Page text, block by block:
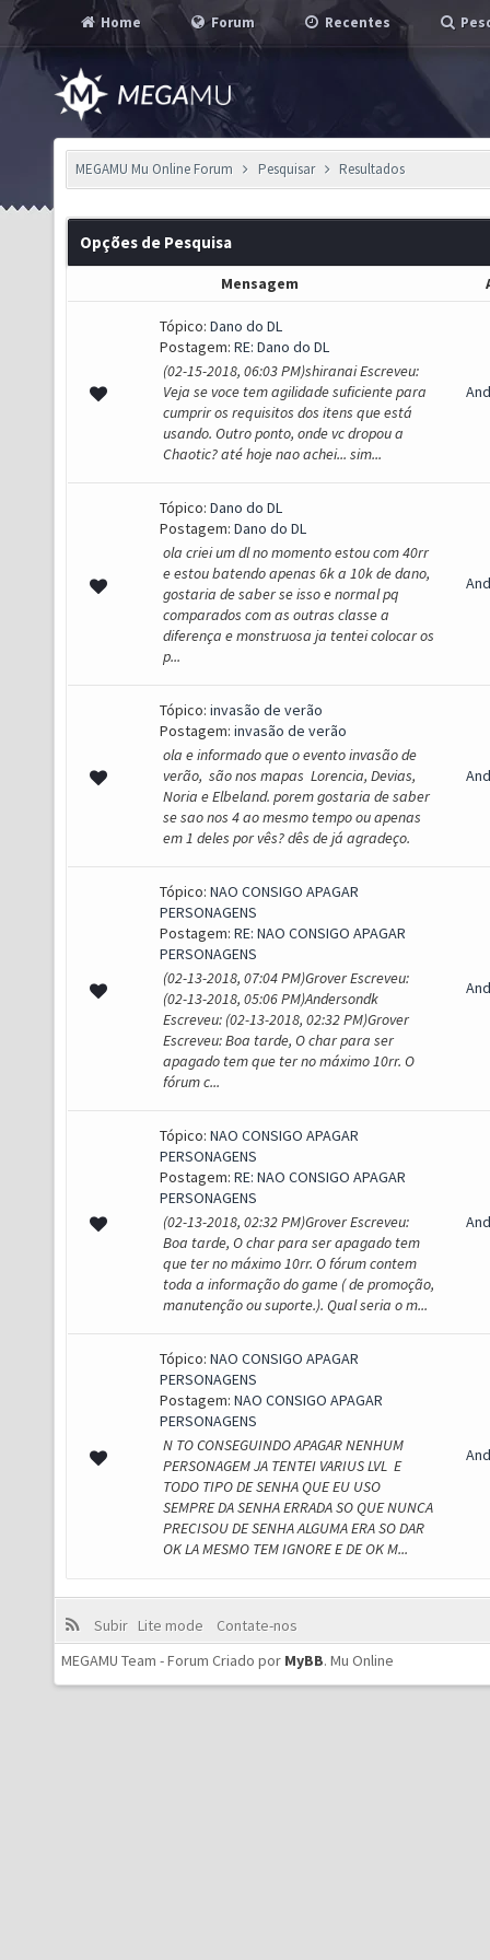
Home Forum Recentes
MEGAMU Mu Online Forum Pesquisar Resultados
Opções de Pesquisa
Mensagem
Tópico: Dano do DL
Postagem: RE: Dano do DL
(02-15-2018, 06:03 PM)shiranai Escreveu:
Veja se voce tem agilidade suficiente para
cumprir os requisitos dos itens que está
usando. Outro ponto, onde vc dropou a
Chaotic? até hoje nao achei... sim...
Tópico: Dano do DL
Postagem: Dano do DL
ola criei um dl no momento estou com 40rr
e estou batendo apenas 6k a 10k de dano,
gostaria de saber se isso e normal pq
comparados com as outras classe a
diferença e monstruosa ja tentei colocar os
p...
Tópico: invasão de verão
Postagem: invasão de verão
ola e informado que o evento invasão de
verão, são nos mapas Lorencia, Devias,
Noria e Elbeland. porem gostaria de saber
se sao nos 4 ao mesmo tempo ou apenas
em 1 deles por vês? dês de já agradeço.
Tópico: NAO CONSIGO APAGAR
PERSONAGENS
Postagem: RE: NAO CONSIGO APAGAR
PERSONAGENS
(02-13-2018, 07:04 PM)Grover Escreveu:
(02-13-2018, 05:06 PM)Andersondk
Escreveu: (02-13-2018, 02:32 PM)Grover
Escreveu: Boa tarde, O char para ser
apagado tem que ter no máximo 10rr. O
fórum c...
Tópico: NAO CONSIGO APAGAR
PERSONAGENS
Postagem: RE: NAO CONSIGO APAGAR
PERSONAGENS
(02-13-2018, 02:32 PM)Grover Escreveu:
Boa tarde, O char para ser apagado tem
que ter no máximo 10rr. O fórum contem
toda a informação do game ( de promoção,
manutenção ou suporte.). Qual seria o m...
Tópico: NAO CONSIGO APAGAR
PERSONAGENS
Postagem: NAO CONSIGO APAGAR
PERSONAGENS
N TO CONSEGUINDO APAGAR NENHUM
PERSONAGEM JA TENTEI VARIUS LVL E
TODO TIPO DE SENHA QUE EU USO
SEMPRE DA SENHA ERRADA SO QUE NUNCA
PRECISOU DE SENHA ALGUMA ERA SO DAR
OK LA MESMO TEM IGNORE E DE OK M...
Subir Lite mode
Contate-nos
MEGAMU Team - Forum Criado por MyBB. Mu Online